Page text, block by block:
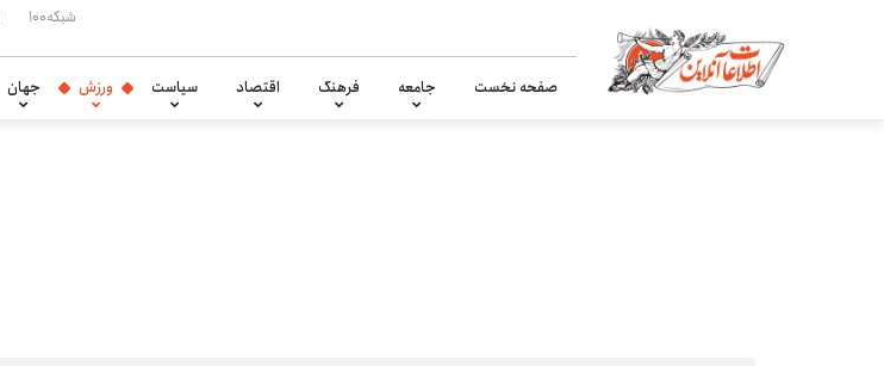
شبکه۱۰۰
صفحه نخست جامعه فرهنگ اقتصاد سیاست ورزش جهان